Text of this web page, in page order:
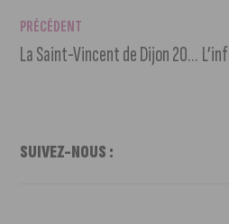
PRÉCÉDENT
La Saint-Vincent de Dijon 2023 – Retour en images
SUIVEZ-NOUS :